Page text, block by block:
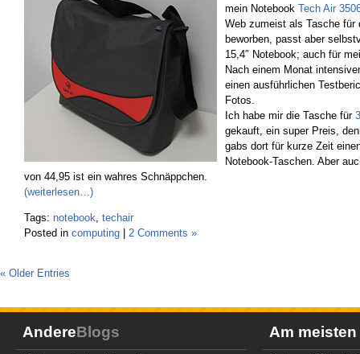
mein Notebook Tech Air
Web zumeist als Tasche für
beworben, passt aber
15,4″ Notebook; auch für
Nach einem Monat
einen ausführlichen
Fotos.
Ich habe mir die Tasche für
gekauft, ein super Preis,
gabs dort für kurze Zeit
Notebook-Taschen. Aber
von 44,95 ist ein wahres Schnäppchen.
(weiterlesen…)
Tags: notebook, techair
Posted in computing 2 Comments »
« Older Entries
AndereBlogs Am meisten